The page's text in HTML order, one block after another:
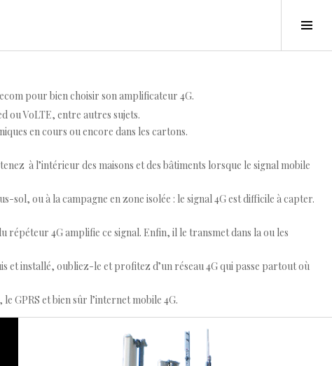
pour bien choisir son amplificateur 4G.
ou VoLTE, entre autres sujets.
en cours ou encore dans les cartons.
à l’intérieur des maisons et des bâtiments lorsque le signal mobile
sol, ou à la campagne en zone isolée : le signal 4G est difficile à capter.
répéteur 4G amplifie ce signal. Enfin, il le transmet dans la ou les
et installé, oubliez-le et profitez d’un réseau 4G qui passe partout où
GPRS et bien sûr l’internet mobile 4G.